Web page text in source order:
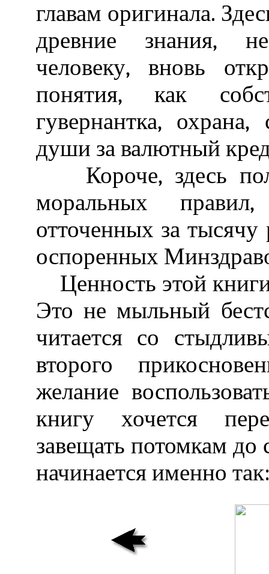
главам оригинала.
древние знания,
человеку, вновь
понятия, как
гувернантка,
души за валютный
Короче, здесь
моральных
отточенных за
оспоренных
Ценность этой
Это не мыльный
читается со
второго
желание
книгу хочется
завещать потомкам до
начинается именно